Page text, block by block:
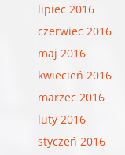
lipiec 2016
czerwiec 2016
maj 2016
kwiecień 2016
marzec 2016
luty 2016
styczeń 2016